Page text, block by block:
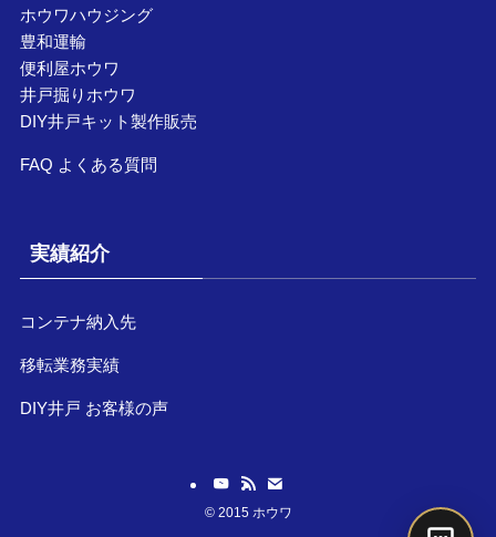
ホウワハウジング
豊和運輸
便利屋ホウワ
井戸掘りホウワ
DIY井戸キット製作販売
FAQ よくある質問
実績紹介
コンテナ納入先
移転業務実績
DIY井戸 お客様の声
©2015 ホウワ